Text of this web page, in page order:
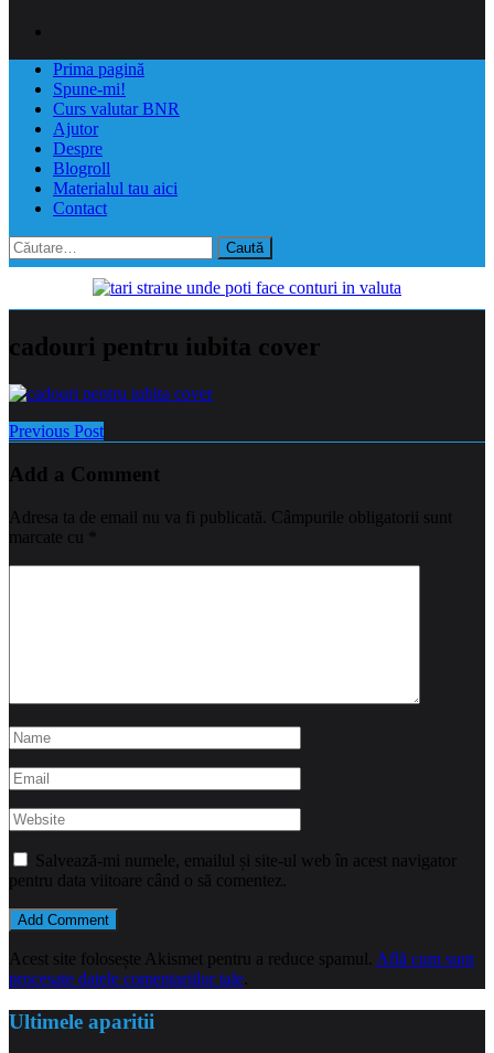
Prima pagină
Spune-mi!
Curs valutar BNR
Ajutor
Despre
Blogroll
Materialul tau aici
Contact
Caută
după:
cadouri pentru iubita cover
Previous Post
Add a Comment
Adresa ta de email nu va fi publicată. Câmpurile obligatorii sunt
marcate cu
Salvează-mi numele, emailul și site-ul web în acest navigator
pentru data viitoare când o să comentez.
Acest site folosește Akismet pentru a reduce spamul. Află cum sunt
procesate datele comentariilor tale
Ultimele aparitii